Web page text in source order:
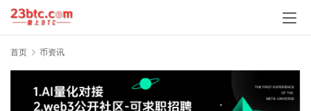
首页 币资讯